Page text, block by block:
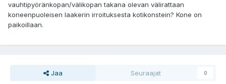
vauhtipyöränkopan/välikopan takana olevan välirattaan
koneenpuoleisen laakerin irroituksesta kotikonstein? Kone on
paikoillaan.
Jaa Seuraajat 0